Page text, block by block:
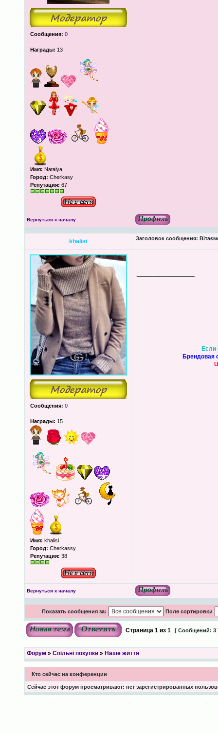
Сообщения: 0
Награды: 13
Имя: Natalya
Город: Cherkasy
Репутация: 67
Вернуться к началу
khalisi Заголовок сообщения:
Сообщения: 0
Награды: 15
Имя: khalisi
Город: Cherkassy
Репутация: 38
Если
Брендовая
Вернуться к началу
Показать сообщения за: Поле сортировки
Страница 1из 1 [ Сообщений: 3
Форум » Спільні покупки» Наше життя
Кто сейчас на конференции
Сейчас этот форум просматривают: нет зарегистрированных